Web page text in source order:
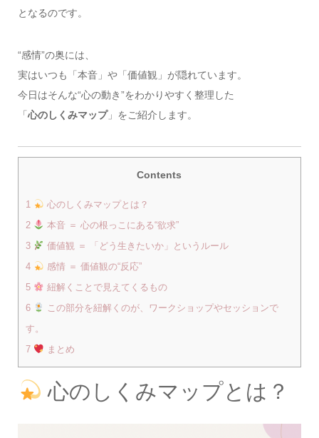
となるのです。
“感情”の奥には、
実はいつも「本音」や「価値観」が隠れています。
今日はそんな“心の動き”をわかりやすく整理した
「心のしくみマップ」をご紹介します。
Contents
1
心のしくみマップとは？
2
本音 ＝ 心の根っこにある“欲求”
3
価値観 ＝ 「どう生きたいか」というルール
4
感情 ＝ 価値観の“反応”
5
紐解くことで見えてくるもの
6
この部分を紐解くのが、ワークショップやセッションで
す。
7
まとめ
心のしくみマップとは？